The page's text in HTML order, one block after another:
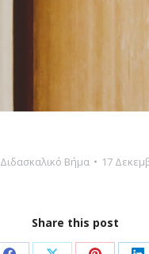
Διδασκαλικό Βήμα 17
Share this post